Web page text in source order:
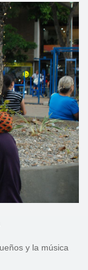
y la música